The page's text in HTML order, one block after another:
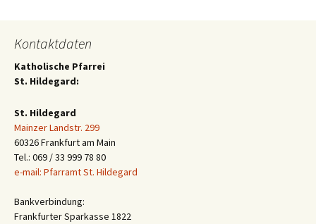
Kontaktdaten
Katholische Pfarrei
St. Hildegard:
St. Hildegard
Mainzer Landstr. 299
60326 Frankfurt am Main
Tel.: 069 / 33 999 78 80
e-mail: Pfarramt St. Hildegard
Bankverbindung:
Frankfurter Sparkasse 1822